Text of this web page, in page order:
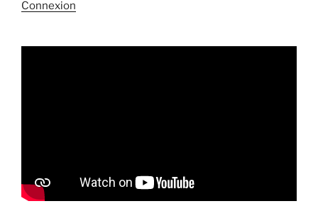
Connexion